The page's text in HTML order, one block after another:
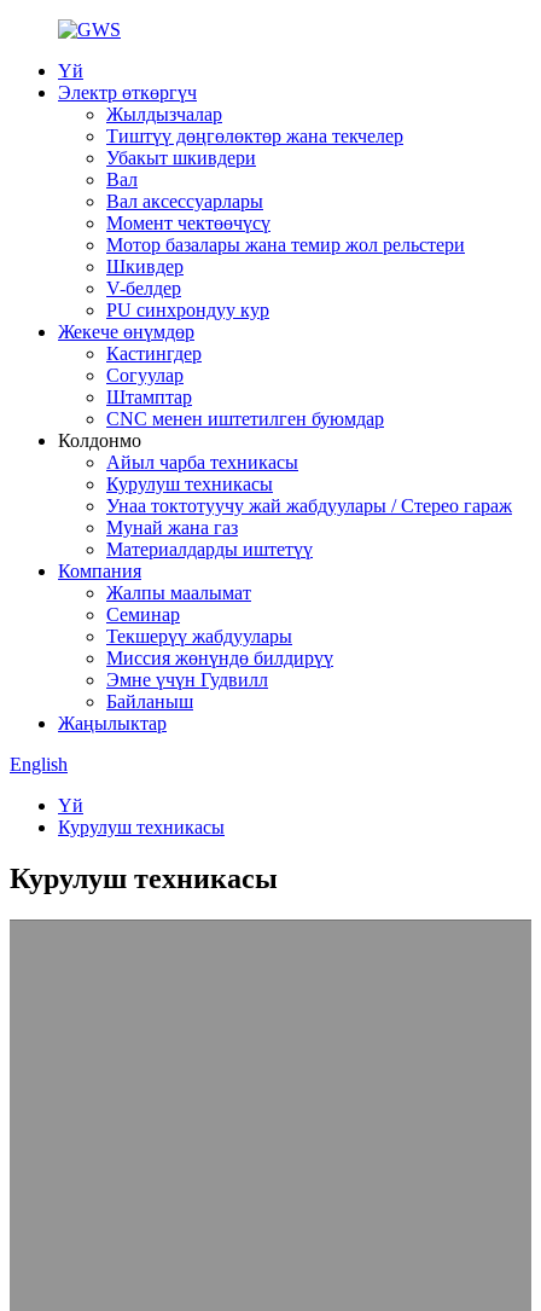
Үй
Электр өткөргүч
Жылдызчалар
Тиштүү дөңгөлөктөр жана текчелер
Убакыт шкивдери
Вал
Вал аксессуарлары
Момент чектөөчүсү
Мотор базалары жана темир жол рельстери
Шкивдер
V-белдер
PU синхрондуу кур
Жекече өнүмдөр
Кастингдер
Согуулар
Штамптар
CNC менен иштетилген буюмдар
Колдонмо
Айыл чарба техникасы
Курулуш техникасы
Унаа токтотуучу жай жабдуулары / Стерео гараж
Мунай жана газ
Материалдарды иштетүү
Компания
Жалпы маалымат
Семинар
Текшерүү жабдуулары
Миссия жөнүндө билдирүү
Эмне үчүн Гудвилл
Байланыш
Жаңылыктар
English
Үй
Курулуш техникасы
Курулуш техникасы